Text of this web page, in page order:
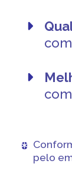
pelo